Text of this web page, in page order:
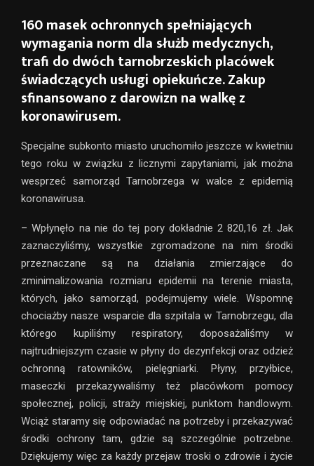
160 masek ochronnych spełniających
wymagania norm dla służb medycznych,
trafi do dwóch tarnobrzeskich placówek
świadczących usługi opiekuńcze. Zakup
sfinansowano z darowizn na walkę z
koronawirusem.
Specjalne subkonto miasto uruchomiło jeszcze w kwietniu
tego roku w związku z licznymi zapytaniami, jak można
wesprzeć samorząd Tarnobrzega w walce z epidemią
koronawirusa.
– Wpłynęło na nie do tej pory dokładnie 2 820,16 zł. Jak
zaznaczyliśmy, wszystkie zgromadzone na nim środki
przeznaczane są na działania zmierzające do
zminimalizowania rozmiaru epidemii na terenie miasta,
których, jako samorząd, podejmujemy wiele. Wspomnę
chociażby nasze wsparcie dla szpitala w Tarnobrzegu, dla
którego kupiliśmy respiratory, doposażaliśmy w
najtrudniejszym czasie w płyny do dezynfekcji oraz odzież
ochronną ratowników, pielęgniarki. Płyny, przyłbice,
maseczki przekazywaliśmy też placówkom pomocy
społecznej, policji, straży miejskiej, punktom handlowym.
Wciąż staramy się odpowiadać na potrzeby i przekazywać
środki ochrony tam, gdzie są szczególnie potrzebne.
Dziękujemy więc za każdy przejaw troski o zdrowie i życie